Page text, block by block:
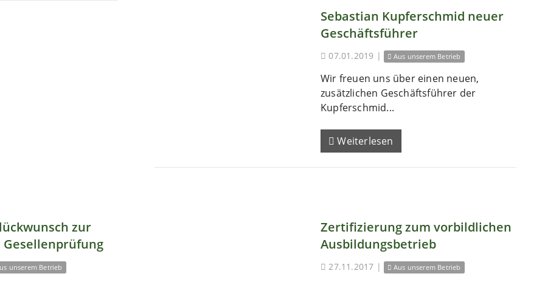
Sebastian Kupferschmid neuer
Geschäftsführer
07.01.2019 | Aus unserem Betrieb
Wir freuen uns über einen neuen,
zusätzlichen Geschäftsführer der
Kupferschmid...
Weiterlesen
zur
unserem Betrieb
Zertifizierung zum vorbildlichen
Ausbildungsbetrieb
27.11.2017 | Aus unserem Betrieb